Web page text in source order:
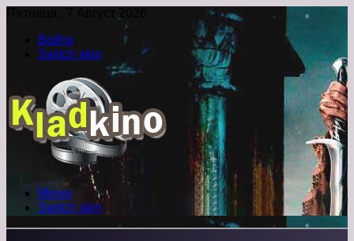
Пятница , 7 Август 2026
Войти
Switch skin
Меню
Switch skin